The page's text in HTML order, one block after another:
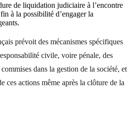
de liquidation judiciaire à l’encontre
à la possibilité d’engager la
prévoit des mécanismes spécifiques
civile, voire pénale, des
dans la gestion de la société, et
ces actions même après la clôture de la